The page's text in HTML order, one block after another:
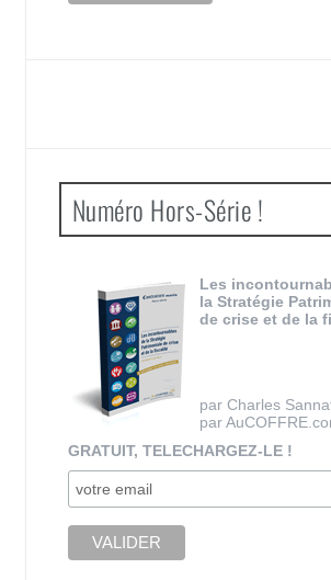
Numéro Hors-Série !
Les
la Stratégie
de crise et de la
par Charles
par
GRATUIT, TELECHARGEZ-LE !